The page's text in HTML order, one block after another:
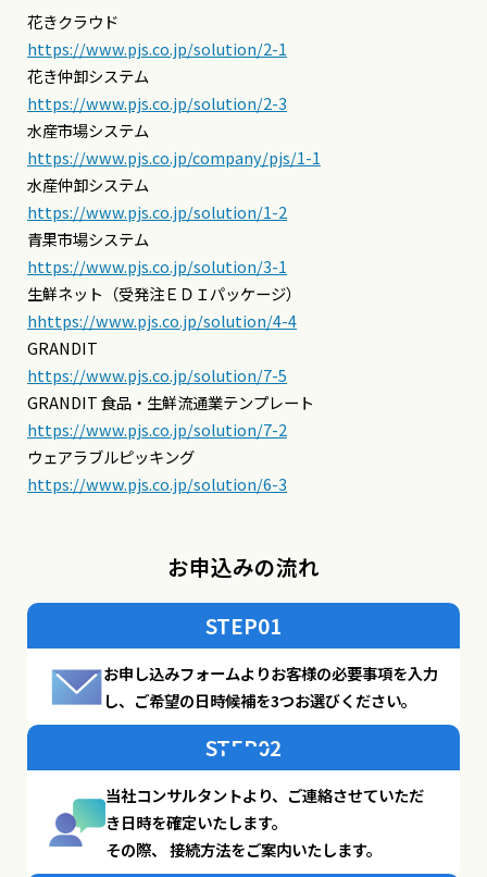
花きクラウド
https://www.pjs.co.jp/solution/2-1
花き仲卸システム
https://www.pjs.co.jp/solution/2-3
水産市場システム
https://www.pjs.co.jp/company/pjs/1-1
水産仲卸システム
https://www.pjs.co.jp/solution/1-2
青果市場システム
https://www.pjs.co.jp/solution/3-1
生鮮ネット（受発注ＥＤＩパッケージ）
hhttps://www.pjs.co.jp/solution/4-4
GRANDIT
https://www.pjs.co.jp/solution/7-5
GRANDIT 食品・生鮮流通業テンプレート
https://www.pjs.co.jp/solution/7-2
ウェアラブルピッキング
https://www.pjs.co.jp/solution/6-3
お申込みの流れ
STEP01
お申し込みフォームよりお客様の必要事項を入力
し、ご希望の日時候補を3つお選びください。
STEP02
当社コンサルタントより、ご連絡させていただ
き日時を確定いたします。
その際、 接続方法をご案内いたします。